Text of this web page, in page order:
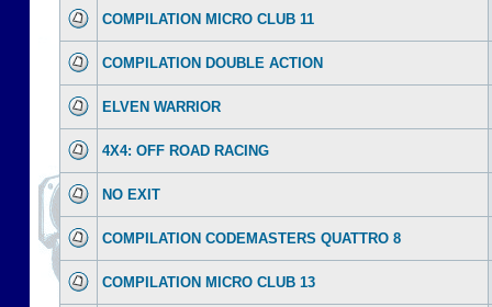
COMPILATION MICRO CLUB 11
COMPILATION DOUBLE ACTION
ELVEN WARRIOR
4X4: OFF ROAD RACING
NO EXIT
COMPILATION CODEMASTERS QUATTRO 8
COMPILATION MICRO CLUB 13